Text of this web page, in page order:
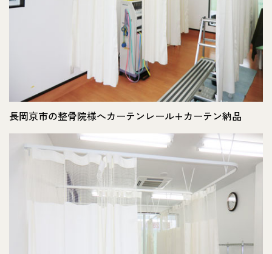
長岡京市の整骨院様へカーテンレール+カーテン納品